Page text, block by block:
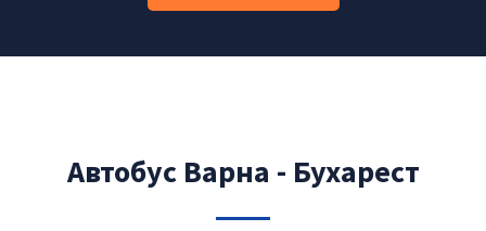
Автобус Варна - Бухарест